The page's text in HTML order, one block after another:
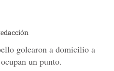
golearon a domicilio a
un punto.